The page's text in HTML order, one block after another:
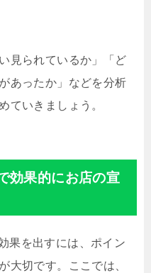
見られているか」「ど
あったか」などを分析
ていきましょう。
効果的にお店の宣
果を出すには、ポイン
大切です。ここでは、